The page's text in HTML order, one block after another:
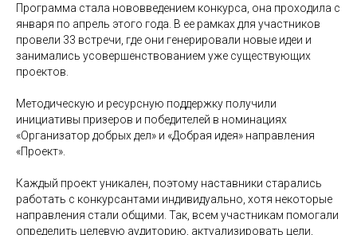
Программа стала нововведением конкурса, она проходила с
января по апрель этого года. В ее рамках для участников
провели 33 встречи, где они генерировали новые идеи и
занимались усовершенствованием уже существующих
проектов.
Методическую и ресурсную поддержку получили
инициативы призеров и победителей в номинациях
«Организатор добрых дел» и «Добрая идея» направления
«Проект».
Каждый проект уникален, поэтому наставники старались
работать с конкурсантами индивидуально, хотя некоторые
направления стали общими. Так, всем участникам помогали
определить целевую аудиторию, актуализировать цели,